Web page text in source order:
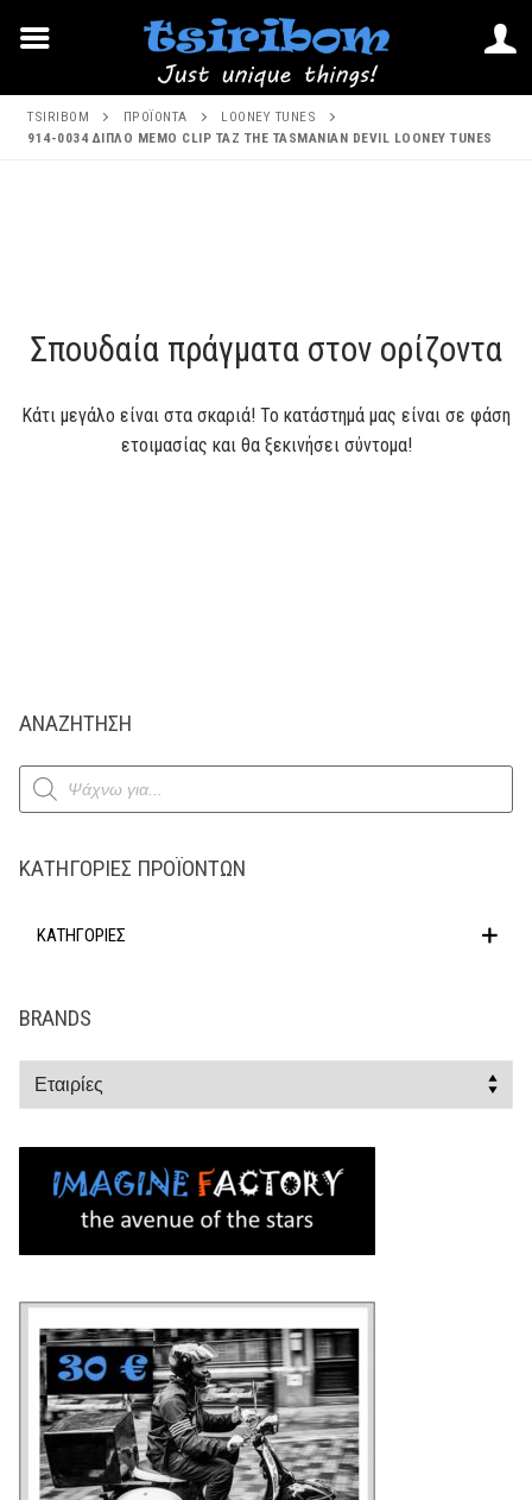
Μετάβαση
TSIRIBOM ΠΡΟΪΌΝΤΑ
LOONEY TUNES
914-0034 ΔΙΠΛΟ MEMO CLIP TAZ THE TASMANIAN DEVIL LOONEY TUNES
Σπουδαία πράγματα στον ορίζοντα
Κάτι μεγάλο είναι στα σκαριά! Το κατάστημά μας είναι σε φάση
ετοιμασίας και θα ξεκινήσει σύντομα!
ΑΝΑΖΗΤΗΣΗ
Products
search
ΚΑΤΗΓΟΡΊΕΣ ΠΡΟΪΌΝΤΩΝ
ΚΑΤΗΓΟΡΙΕΣ
BRANDS